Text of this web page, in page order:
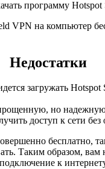
VPN на компьютер
Недостатки
загружать Hotspot
но надежную
доступ к сети без
бесплатно,
Таким образом, вам
к